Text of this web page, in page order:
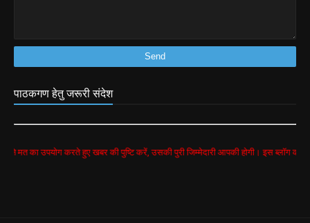
पाठकगण हेतु जरूरी संदेश
हुए खबर की पुष्टि करें, उसकी पुरी जिम्मेदारी आपकी होगी। इस ब्लॉग की सभी